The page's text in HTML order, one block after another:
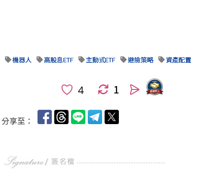
機器人 高股息ETF 主動式ETF 避險策略 資產配置
1
分享至：